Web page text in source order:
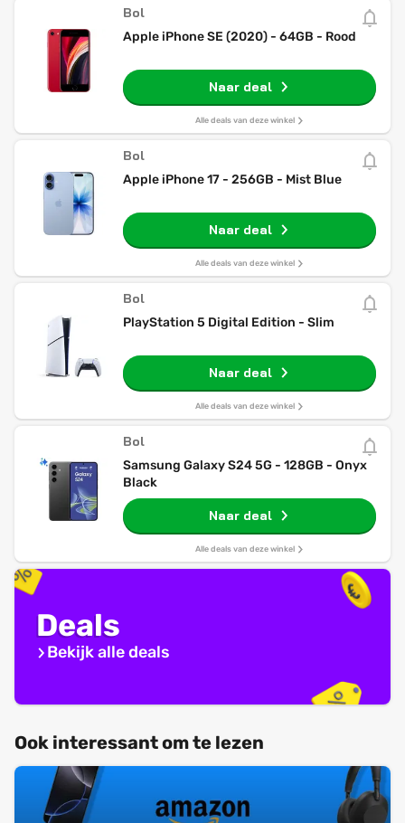
Bol
Apple iPhone SE (2020) - 64GB - Rood
Naar deal
Alle deals van deze winkel
Bol
Apple iPhone 17 - 256GB - Mist Blue
Naar deal
Alle deals van deze winkel
Bol
PlayStation 5 Digital Edition - Slim
Naar deal
Alle deals van deze winkel
Bol
Samsung Galaxy S24 5G - 128GB - Onyx
Black
Naar deal
Alle deals van deze winkel
Deals
Bekijk alle deals
Ook interessant om te lezen